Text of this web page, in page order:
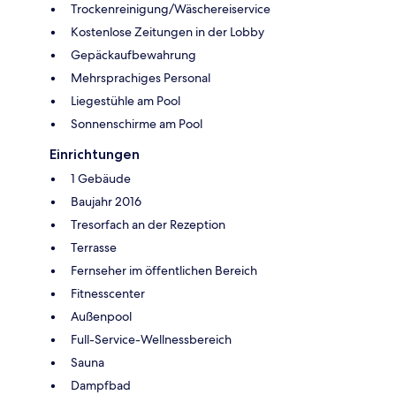
Trockenreinigung/Wäschereiservice
Kostenlose Zeitungen in der Lobby
Gepäckaufbewahrung
Mehrsprachiges Personal
Liegestühle am Pool
Sonnenschirme am Pool
Einrichtungen
1 Gebäude
Baujahr 2016
Tresorfach an der Rezeption
Terrasse
Fernseher im öffentlichen Bereich
Fitnesscenter
Außenpool
Full-Service-Wellnessbereich
Sauna
Dampfbad